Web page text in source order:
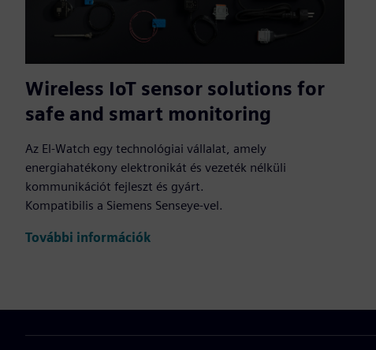
Wireless IoT sensor solutions for
safe and smart monitoring
Az El-Watch egy technológiai vállalat, amely
energiahatékony elektronikát és vezeték nélküli
kommunikációt fejleszt és gyárt.
Kompatibilis a Siemens Senseye-vel.
További információk